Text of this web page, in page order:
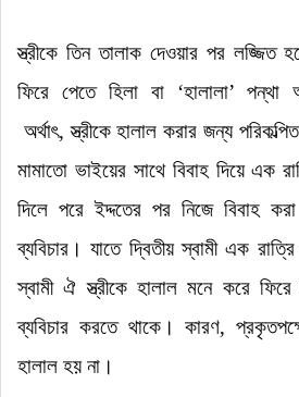
স্ত্রীকে তিন তালাক দেওয়ার পর লজ্জিত
ফিরে পেতে হিলা বা
‘হালালা’ পন্থা
অর্থাৎ, স্ত্রীকে হালাল করার জন্য
মামাতো ভাইয়ের সাথে বিবাহ দিয়ে এক
দিলে পরে ইদ্দতের পর নিজে বিবাহ
ব্যবিচার । যাতে দ্বিতীয় স্বামী এক
স্বামী ঐ স্ত্রীকে হালাল মনে করে ফিরে
ব্যবিচার করতে থাকে। কারণ,
হালাল হয় না।